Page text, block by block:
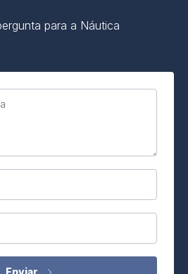
para a Náutica